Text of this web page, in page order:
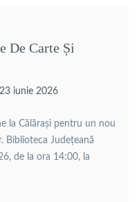
De Carte Și
23 iunie 2026
la Călărași pentru un nou
Biblioteca Județeană
de la ora 14:00, la
o sesiune de autografe și